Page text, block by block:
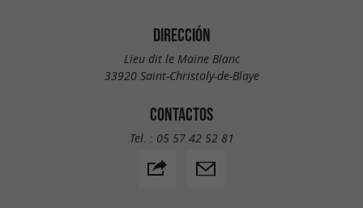
Actividades sencillas y divertidas para
jóvenes y mayores.
Un delicioso descanso que trae placer.
Tras el esfuerzo… la recompensa
y domingos por la noche hasta mediados de
DIRECCIÓN
Lieu dit le Maine Blanc
33920 Saint-Christoly-de-Blaye
CONTACTOS
Tel. : 05 57 42 52 81